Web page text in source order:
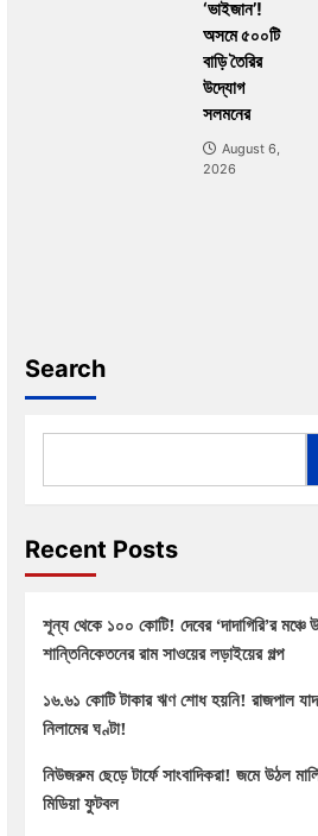
‘ভাইজান’!
অসমে ৫০০টি
বাড়ি তৈরির
উদ্যোগ
সলমনের
August 6,
2026
Search
Recent Posts
শূন্য থেকে ১০০ কোটি! দেবের ‘দাদাগিরি’র মঞ্চে
শান্তিনিকেতনের রাম সাওয়ের লড়াইয়ের গল্প
১৬.৬১ কোটি টাকার ঋণ শোধ হয়নি! রাজপাল
নিলামের ঘণ্টা!
নিউজরুম ছেড়ে টার্ফে সাংবাদিকরা! জমে উঠল
মিডিয়া ফুটবল